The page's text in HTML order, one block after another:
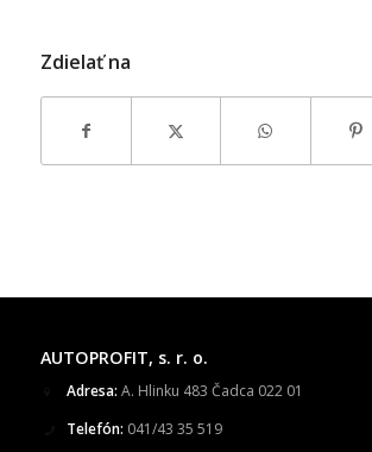
Zdielať na
AUTOPROFIT, s. r. o.
Adresa: A. Hlinku 483 Čadca 022 01
Telefón: 041/43 35 519